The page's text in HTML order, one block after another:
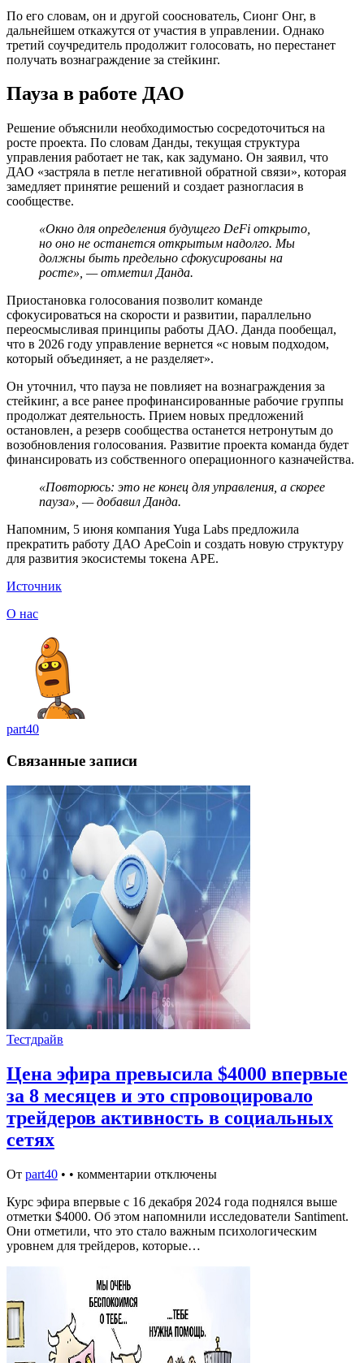
По его словам, он и другой сооснователь, Сионг Онг, в
дальнейшем откажутся от участия в управлении. Однако
третий соучредитель продолжит голосовать, но перестанет
получать вознаграждение за стейкинг.
Пауза в работе ДАО
Решение объяснили необходимостью сосредоточиться на
росте проекта. По словам Данды, текущая структура
управления работает не так, как задумано. Он заявил, что
ДАО «застряла в петле негативной обратной связи», которая
замедляет принятие решений и создает разногласия в
сообществе.
«Окно для определения будущего DeFi открыто,
но оно не останется открытым надолго. Мы
должны быть предельно сфокусированы на
росте», — отметил Данда.
Приостановка голосования позволит команде
сфокусироваться на скорости и развитии, параллельно
переосмысливая принципы работы ДАО. Данда пообещал,
что в 2026 году управление вернется «с новым подходом,
который объединяет, а не разделяет».
Он уточнил, что пауза не повлияет на вознаграждения за
стейкинг, а все ранее профинансированные рабочие группы
продолжат деятельность. Прием новых предложений
остановлен, а резерв сообщества останется нетронутым до
возобновления голосования. Развитие проекта команда будет
финансировать из собственного операционного казначейства.
«Повторюсь: это не конец для управления, а скорее
пауза», — добавил Данда.
Напомним, 5 июня компания Yuga Labs предложила
прекратить работу ДАО ApeCoin и создать новую структуру
для развития экосистемы токена APE.
Источник
О нас
part40
Связанные записи
Тестдрайв
Цена эфира превысила $4000 впервые
за 8 месяцев и это спровоцировало
трейдеров активность в социальных
сетях
От part40 • • комментарии отключены
Курс эфира впервые с 16 декабря 2024 года поднялся выше
отметки $4000. Об этом напомнили исследователи Santiment.
Они отметили, что это стало важным психологическим
уровнем для трейдеров, которые…